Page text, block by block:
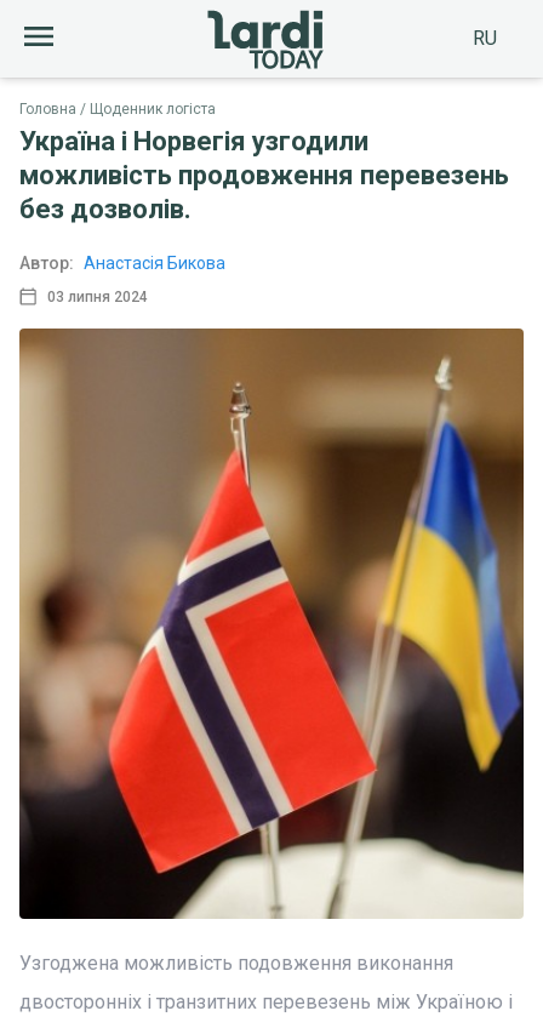
RU
Головна Щоденник логіста
Україна і Норвегія узгодили
можливість продовження перевезень
без дозволів.
03 липня 2024
Автор: Анастасія Бикова
Узгоджена можливість подовження виконання
двосторонніх і транзитних перевезень між Україною і